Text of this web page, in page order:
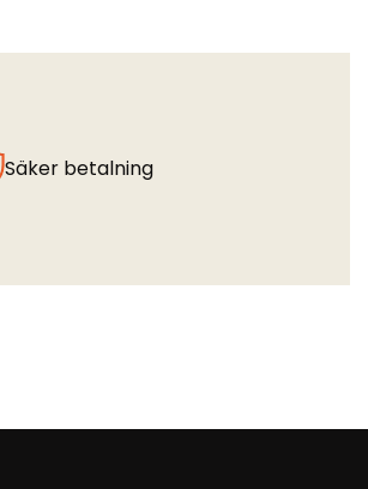
Säker betalning